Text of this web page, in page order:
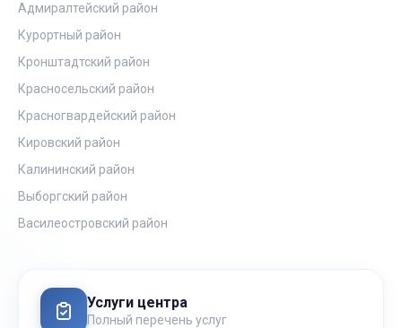
Адмиралтейский район
Курортный район
Кронштадтский район
Красносельский район
Красногвардейский район
Кировский район
Калининский район
Выборгский район
Василеостровский район
Услуги центра
Полный перечень услуг